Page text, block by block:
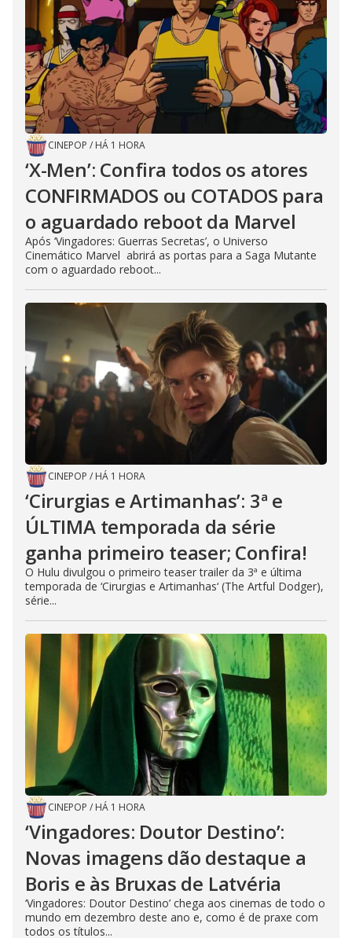
CINEPOP / HÁ 1 HORA
‘X-Men’: Confira todos os atores
CONFIRMADOS ou COTADOS para
o aguardado reboot da Marvel
Após ‘Vingadores: Guerras Secretas’, o Universo
Cinemático Marvel abrirá as portas para a Saga Mutante
com o aguardado reboot...
CINEPOP / HÁ 1 HORA
‘Cirurgias e Artimanhas’: 3ª e
ÚLTIMA temporada da série
ganha primeiro teaser; Confira!
O Hulu divulgou o primeiro teaser trailer da 3ª e última
temporada de ‘Cirurgias e Artimanhas‘ (The Artful Dodger),
série...
CINEPOP / HÁ 1 HORA
‘Vingadores: Doutor Destino’:
Novas imagens dão destaque a
Boris e às Bruxas de Latvéria
‘Vingadores: Doutor Destino’ chega aos cinemas de todo o
mundo em dezembro deste ano e, como é de praxe com
todos os títulos...